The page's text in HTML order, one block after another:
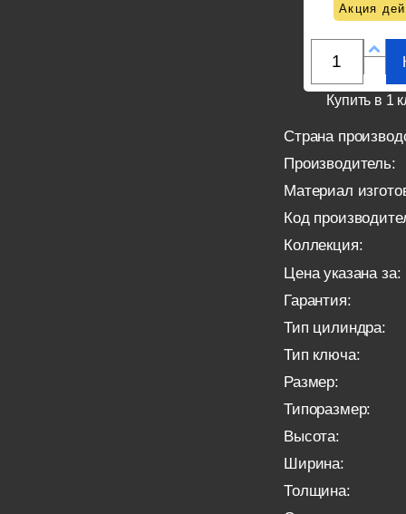
Акция
Купить в 1
Страна
Производитель:
Материал
Код
Коллекция:
Цена указана за:
Гарантия:
Тип цилиндра:
Тип ключа:
Размер:
Типоразмер:
Высота:
Ширина:
Толщина: